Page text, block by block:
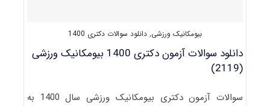
بیومکانیک ورزشی, دانلود سوالات دکتری 1400
دانلود سوالات آزمون دکتری 1400 بیومکانیک ورزشی
(2119)
سوالات آزمون دکتری بیومکانیک ورزشی سال 1400 به